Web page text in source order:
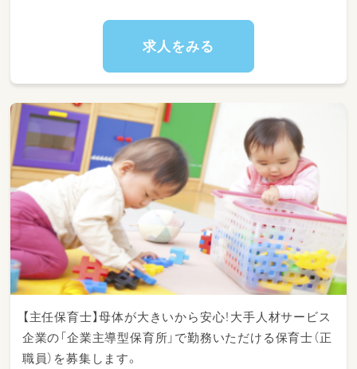
とはありません。
務の効率化を進めており、保育に集中できる環
保育に専念できるよう、研修制度や業務サポー
ト体制も充実しています。自治体研修は勤務時
間内に受講でき、社内研修も実践的な内容でス
キルアップを支援します。
また、残業削減の取り組みを徹底しており、持ち
帰り業務のない働き方を実現しています。
求人をみる
【主任保育士】母体が大きいから安心！大手人材サービス
企業の「企業主導型保育所」で勤務いただける保育士（正
職員）を募集します。